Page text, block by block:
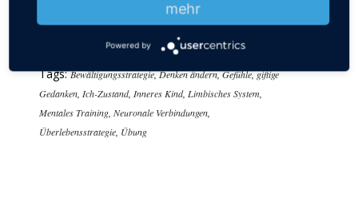
Kind, sondern als erwachsene Person mit all ihren
Tags:Bewältigungsstrategie,Denken ändern,Gefühle,giftige
Gedanken Ich-Zustand, Inneres Kind, Limbisches System
Mentales Training Neuronale Verbindungen
Überlebensstrategie Übung
mehr
Powered by